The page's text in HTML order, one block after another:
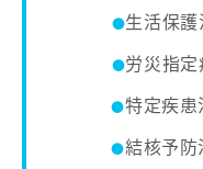
生活保
労災指定
特定疾
結核予